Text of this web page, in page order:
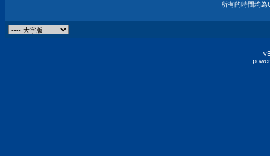
所有的時間均為